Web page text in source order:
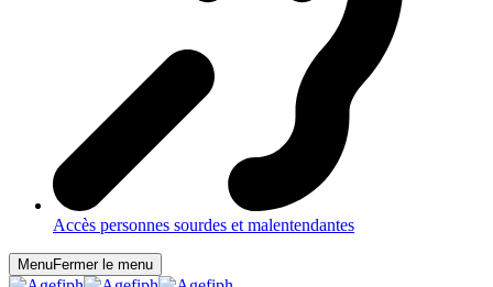
Accès personnes sourdes et malentendantes
MenuFermer le menu